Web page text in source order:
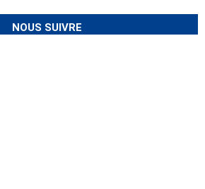
NOUS SUIVRE